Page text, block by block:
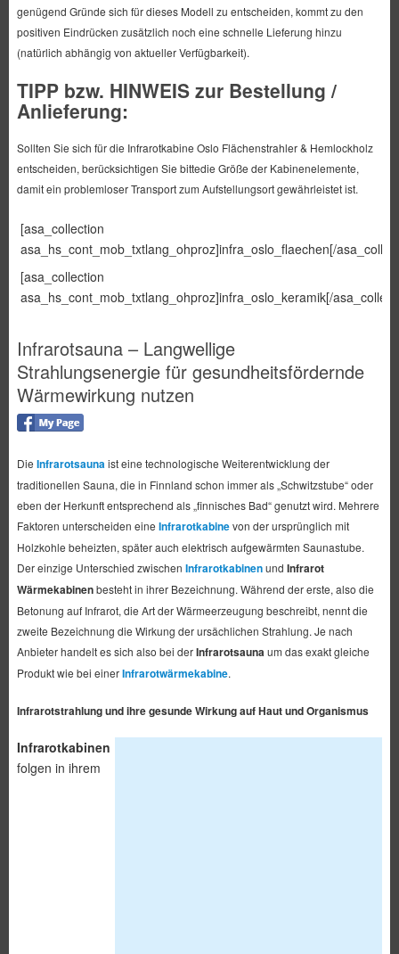
genügend Gründe sich für dieses Modell zu entscheiden, kommt zu den
positiven Eindrücken zusätzlich noch eine schnelle Lieferung hinzu
(natürlich abhängig von aktueller Verfügbarkeit).
TIPP bzw. HINWEIS zur Bestellung /
Anlieferung:
Sollten Sie sich für die Infrarotkabine Oslo Flächenstrahler & Hemlockholz
entscheiden, berücksichtigen Sie bittedie Größe der Kabinenelemente,
damit ein problemloser Transport zum Aufstellungsort gewährleistet ist.
[asa_collection
asa_hs_cont_mob_txtlang_ohproz]infra_oslo_flaechen[/
[asa_collection
asa_hs_cont_mob_txtlang_ohproz]infra_oslo_keramik[/
Infrarotsauna – Langwellige
Strahlungsenergie für gesundheitsfördernde
Wärmewirkung nutzen
Die Infrarotsauna ist eine technologische Weiterentwicklung der
traditionellen Sauna, die in Finnland schon immer als „Schwitzstube“ oder
eben der Herkunft entsprechend als „finnisches Bad“ genutzt wird. Mehrere
Faktoren unterscheiden eine Infrarotkabinevon der ursprünglich mit
Holzkohle beheizten, später auch elektrisch aufgewärmten Saunastube.
Der einzige Unterschied zwischen Infrarotkabinenund Infrarot
Wärmekabinenbesteht in ihrer Bezeichnung. Während der erste, also die
Betonung auf Infrarot, die Art der Wärmeerzeugung beschreibt, nennt die
zweite Bezeichnung die Wirkung der ursächlichen Strahlung. Je nach
Anbieter handelt es sich also bei derInfrarotsauna um das exakt gleiche
Produkt wie bei einerInfrarotwärmekabine.
Infrarotstrahlung und ihre gesunde Wirkung auf Haut und Organismus
Infrarotkabinen
folgen in ihrem